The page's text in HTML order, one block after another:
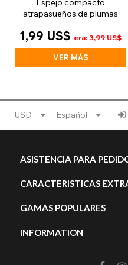
Espejo compacto
atrapasueños de plumas
1,99 US$ era: 3,99 US$
VER MÁS
USD Español
ASISTENCIA PARA
CARACTERISTICAS
GAMAS POPULARES
INFORMATION